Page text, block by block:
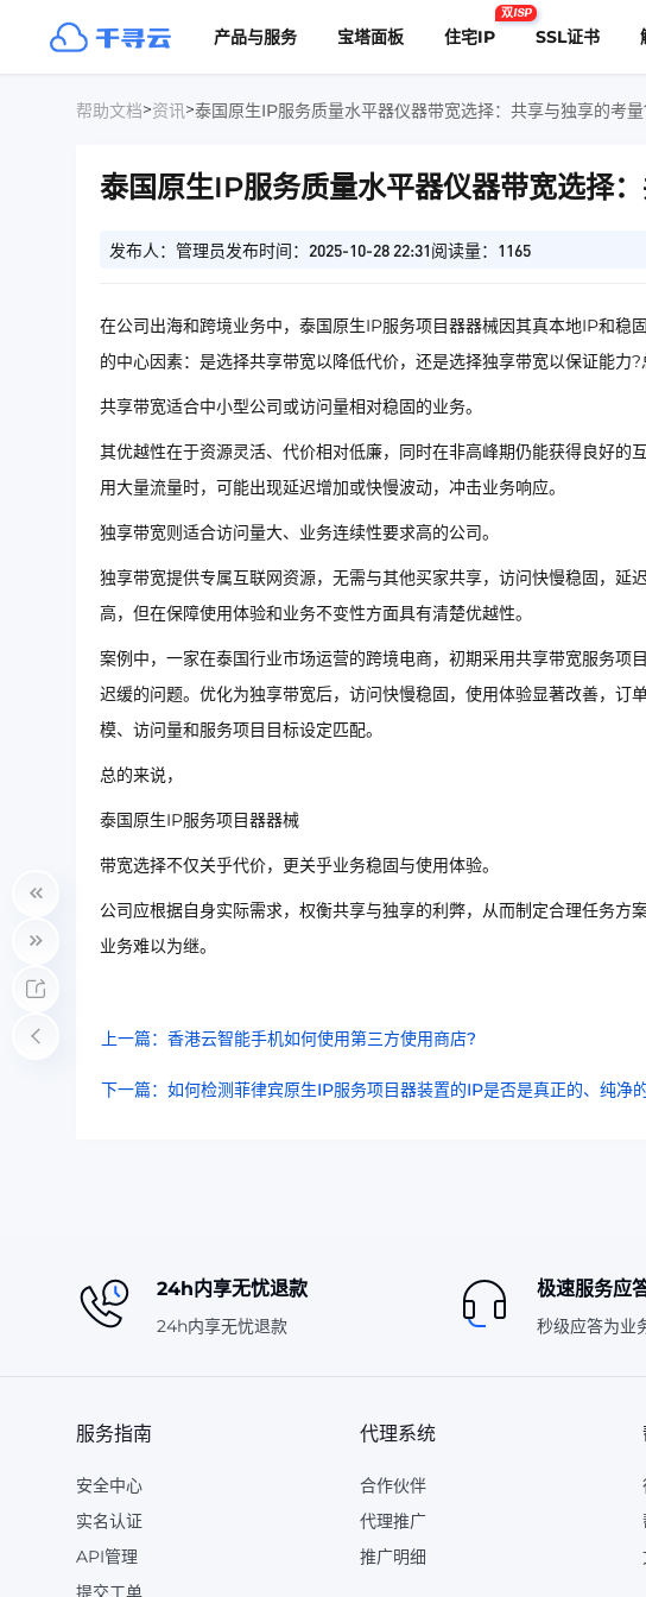
产品与服务 宝塔面板 住宅IP
双ISP
SSL证书
帮助文档>资讯>泰国原生IP服务质量水平器仪器带宽选择：共享与独享的考
泰国原生IP服务质量水平器仪器带宽选择
发布人：管理员发布时间：2025-10-28 22:31阅读量：1165
在公司出海和跨境业务中，泰国原生IP服务项目器器械因其真本地IP和稳
的中心因素：是选择共享带宽以降低代价，还是选择独享带宽以保证能力
共享带宽适合中小型公司或访问量相对稳固的业务。
其优越性在于资源灵活、代价相对低廉，同时在非高峰期仍能获得良好的
用大量流量时，可能出现延迟增加或快慢波动，冲击业务响应。
独享带宽则适合访问量大、业务连续性要求高的公司。
独享带宽提供专属互联网资源，无需与其他买家共享，访问快慢稳固，
高，但在保障使用体验和业务不变性方面具有清楚优越性。
案例中，一家在泰国行业市场运营的跨境电商，初期采用共享带宽服务
迟缓的问题。优化为独享带宽后，访问快慢稳固，使用体验显著改善，
模、访问量和服务项目目标设定匹配。
总的来说，
泰国原生IP服务项目器器械
带宽选择不仅关乎代价，更关乎业务稳固与使用体验。
公司应根据自身实际需求，权衡共享与独享的利弊，从而制定合理任务方
业务难以为继。
上一篇：香港云智能手机如何使用第三方使用商店?
下一篇：如何检测菲律宾原生IP服务项目器装置的IP是否是真正的、纯净
24h内享无忧退款
24h内享无忧退款
极速服务应
秒级应答为业
服务指南
安全中心
实名认证
API管理
提交工单
代理系统
合作伙伴
代理推广
推广明细